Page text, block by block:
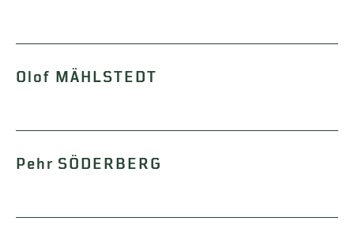
Olof MÄHLSTEDT
Pehr SÖDERBERG